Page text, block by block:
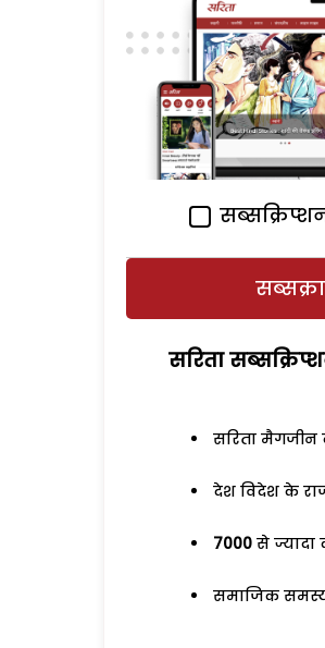
सरिता
सरिता मैगजीन
देश विदेश के
7000 से ज्यादा
समाजिक